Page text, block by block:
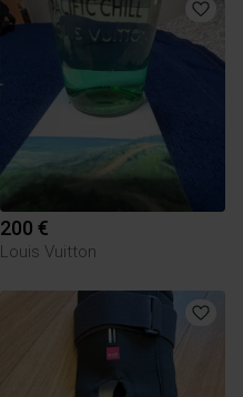
200 €
Louis Vuitton